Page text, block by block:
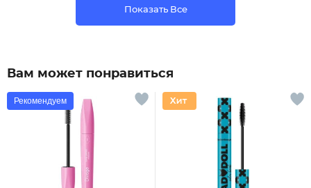
Показать Все
Вам может понравиться
Рекомендуем